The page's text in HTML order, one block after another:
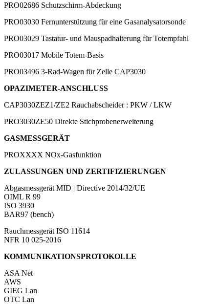
PRO02686 Schutzschirm-Abdeckung
PRO03030 Fernunterstützung für eine Gasanalysatorsonde
PRO03029 Tastatur- und Mauspadhalterung für Totempfahl
PRO03017 Mobile Totem-Basis
PRO03496 3-Rad-Wagen für Zelle CAP3030
OPAZIMETER-ANSCHLUSS
CAP3030ZEZ1/ZE2 Rauchabscheider : PKW / LKW
PRO3030ZE50 Direkte Stichprobenerweiterung
GASMESSGERÄT
PROXXXX NOx-Gasfunktion
ZULASSUNGEN UND ZERTIFIZIERUNGEN
Abgasmessgerät MID | Directive 2014/32/UE
OIML R 99
ISO 3930
BAR97 (bench)
Rauchmessgerät ISO 11614
NFR 10 025-2016
KOMMUNIKATIONSPROTOKOLLE
ASA Net
AWS
GIEG Lan
OTC Lan